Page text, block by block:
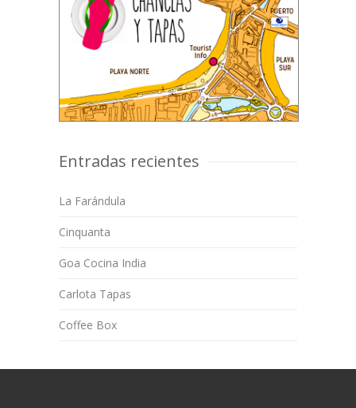
Entradas recientes
La Farándula
Cinquanta
Goa Cocina India
Carlota Tapas
Coffee Box